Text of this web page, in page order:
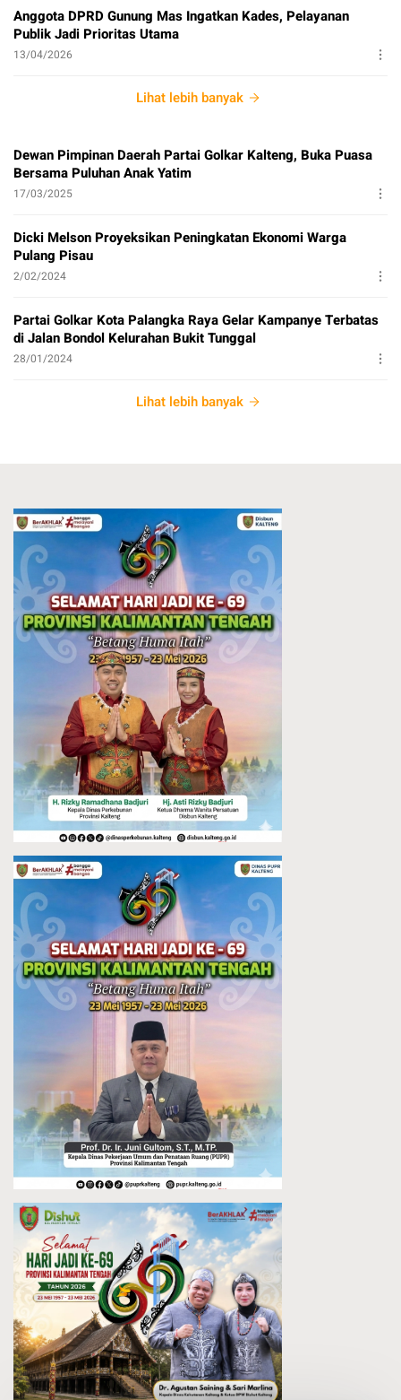
Anggota DPRD Gunung Mas Ingatkan Kades, Pelayanan
Publik Jadi Prioritas Utama
13/04/2026
Lihat lebih banyak
Dewan Pimpinan Daerah Partai Golkar Kalteng, Buka Puasa
Bersama Puluhan Anak Yatim
17/03/2025
Dicki Melson Proyeksikan Peningkatan Ekonomi Warga
Pulang Pisau
2/02/2024
Partai Golkar Kota Palangka Raya Gelar Kampanye Terbatas
di Jalan Bondol Kelurahan Bukit Tunggal
28/01/2024
Lihat lebih banyak